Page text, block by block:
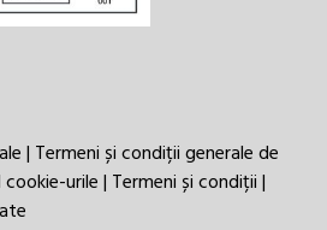
| Termeni și condiții generale de
urile| Termeni și condiții|